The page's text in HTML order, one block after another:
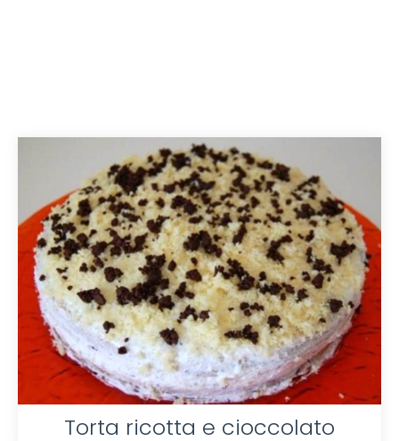
Torta ricotta e cioccolato